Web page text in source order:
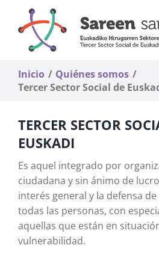
contenido
Inicio
Quiénes somos
Tercer Sector Social de
TERCER SECTOR
EUSKADI
Es aquel integrado por
ciudadana y sin ánimo de
interés general y la defensa
todas las personas, con
aquellas que están en
vulnerabilidad.